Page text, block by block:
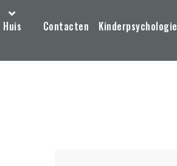
Huis Contacten Kinderpsychologie